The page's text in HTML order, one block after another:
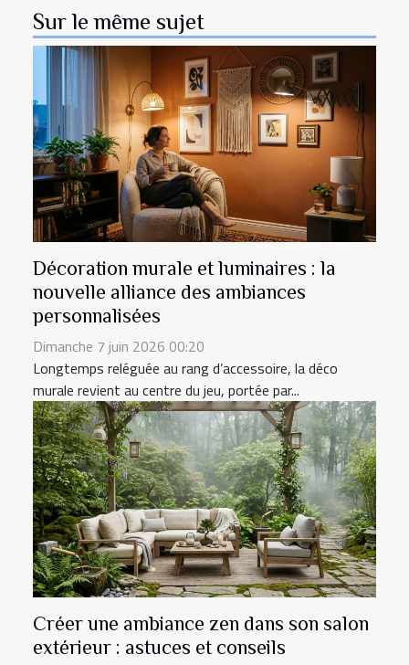
Sur le même sujet
Décoration murale et luminaires : la
nouvelle alliance des ambiances
personnalisées
Dimanche 7 juin 2026 00:20
Longtemps reléguée au rang d’accessoire, la déco
murale revient au centre du jeu, portée par...
Créer une ambiance zen dans son salon
extérieur : astuces et conseils